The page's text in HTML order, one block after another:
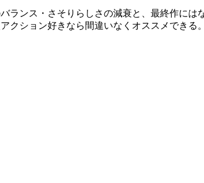
ランス・さそりらしさの減衰と、最終作に
クション好きなら間違いなくオススメできる